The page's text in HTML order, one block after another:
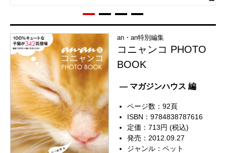
an・an特別編集
コニャンコ PHOTO
BOOK
— マガジンハウス 編
ページ数：92頁
ISBN：9784838787616
定価：713円 (税込)
発売：2012.09.27
ジャンル：ペット